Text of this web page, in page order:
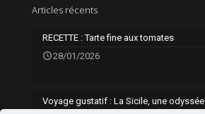
Articles récents
RECETTE : Tarte fine aux tomates
28/01/2026
Voyage gustatif : La Sicile, une odyssée